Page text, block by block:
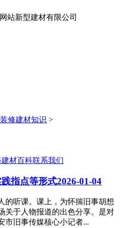
装修建材知识 >
材百科联系我们
指点等形式2026-01-04
的听课。课上，为怀揣旧事胡想
关于人物报道的出色分享。是对
市旧事传媒核心小记者...